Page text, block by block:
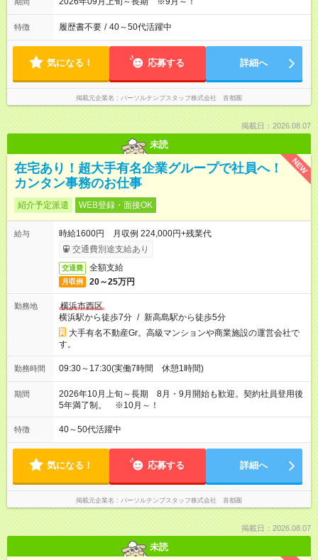
特徴 履歴書不要 / 40～50代活躍中
気になる！ 応募する 詳細へ
掲載元企業名 パーソルテンプスタッフ株式会社 首都圏
掲載日：2026.08.07
未読
NEW
在宅あり！超大手有名企業グループで社員へ！
カンタン事務のお仕事
紹介予定派遣 WEB登録・面接OK
給与
時給1600円 月収例 224,000円+残業代
交通費別途支給あり
交通費 全額支給
月収例 20～25万円
勤務地
横浜市西区
横浜駅から徒歩7分 / 新高島駅から徒歩5分
大手有名不動産Gr。高級マンションや商業施設の運営会社で
す。
勤務時間 09:30～17:30(実働7時間 休憩1時間)
期間
2026年10月上旬～長期 8月・9月開始も歓迎。契約社員登用後
5年満了制。 ※10月～！
特徴 40～50代活躍中
気になる！ 応募する 詳細へ
掲載元企業名 パーソルテンプスタッフ株式会社 首都圏
掲載日：2026.08.07
未読